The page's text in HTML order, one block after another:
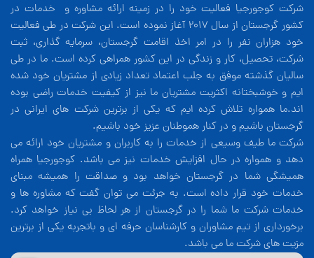
شرکت کوجورجیا فعالیت خود را در زمینه ارائه مشاوره و خدمات در
کشور گرجستان از سال 2017 آغاز نموده است. این شرکت در طی فعالیت
خود هزاران نفر را در امر اخذ اقامت گرجستان، سرمایه گذاری، ثبت
شرکت، تحصیل، کار و زندگی در این کشور همراهی کرده است. ما در طی
سالیان گذشته موفق به جلب اعتماد تعداد زیادی از مشتریان خود شده
ایم و خوشبختانه اکثریت مشتریان ما نیز از کیفیت خدمات راضی بوده
اند.ما همواره تلاش کرده ایم که یکی از برترین شرکت های ایرانی در
گرجستان باشیم و در کنار هموطنان عزیز خود باشیم.
شرکت ما طیف وسیعی از خدمات را به کاربران و مشتریان خود ارائه می
دهد و همواره در حال افزایش خدمات نیز می باشد. کوجورجیا همراه
همیشگی شما در گرجستان خواهد بود و صداقت را همیشه مبنای
خدمات خود قرار داده است. به جرئت می توان گفت که مشاوره ها و
خدمات شرکت ما شما را در گرجستان از هر لحاظ بی نیاز خواهد کرد.
برخورداری از تیم مشاوران و کارشناسان حرفه ای و باتجربه یکی از برترین
مزیت های شرکت ما می باشد.